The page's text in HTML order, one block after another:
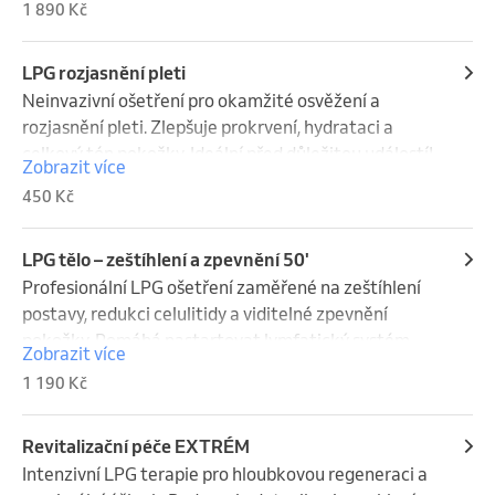
Storno poplatek 500 Kč. Poplatek je vyžadován,
pokud není rezervace zrušena alespoň 24 hodin
předem. Vytvořením rezervace souhlasíte a
zavazujete se tento poplatek uhradit.
1 890 Kč
LPG rozjasnění pleti
Neinvazivní ošetření pro okamžité osvěžení a
rozjasnění pleti. Zlepšuje prokrvení, hydrataci a
celkový tón pokožky. Ideální před důležitou událostí!
Zobrazit více
450 Kč
LPG tělo – zeštíhlení a zpevnění 50'
Profesionální LPG ošetření zaměřené na zeštíhlení
postavy, redukci celulitidy a viditelné zpevnění
pokožky. Pomáhá nastartovat lymfatický systém,
podpořit metabolismus a zlepšit celkový vzhled těla.
Ideální jako součást formování postavy i jako
příjemný restart pro vaše tělo.
Storno poplatek 500 Kč. Poplatek je účtován, pokud
Zobrazit více
1 190 Kč
Revitalizační péče EXTRÉM
Intenzivní LPG terapie pro hloubkovou regeneraci a